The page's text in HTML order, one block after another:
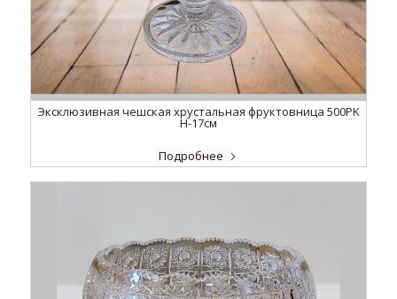
Эксклюзивная чешская хрустальная фруктовница 500PK
H-17см
Подробнее